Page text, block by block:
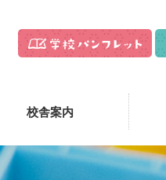
校舎案内